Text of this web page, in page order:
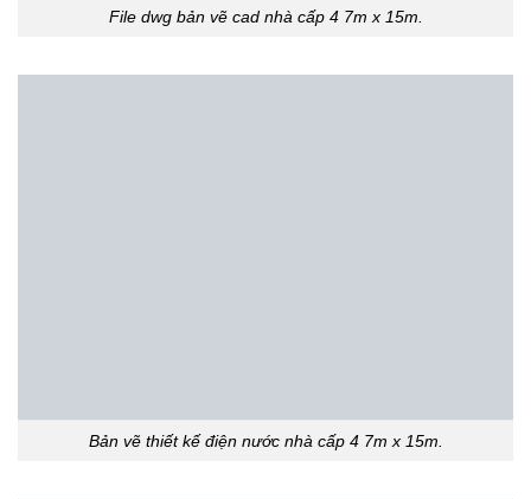
File dwg bản vẽ cad nhà cấp 4 7m x 15m.
Bản vẽ thiết kế điện nước nhà cấp 4 7m x 15m.